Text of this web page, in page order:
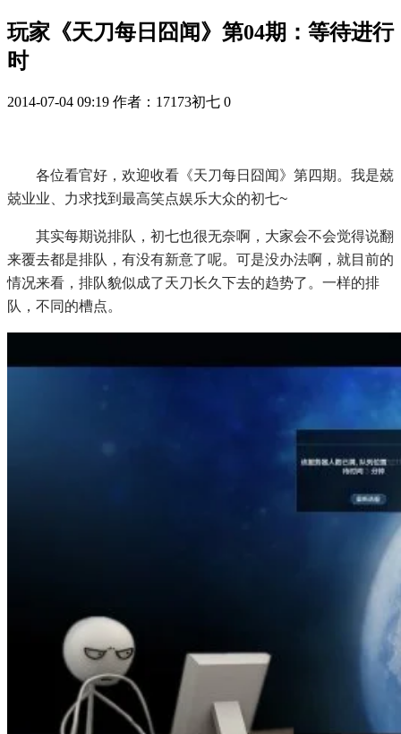
玩家《天刀每日囧闻》第04期：等待进行
时
2014-07-04 09:19 作者：17173初七 0
各位看官好，欢迎收看《天刀每日囧闻》第四期。我是兢
兢业业、力求找到最高笑点娱乐大众的初七~
其实每期说排队，初七也很无奈啊，大家会不会觉得说翻
来覆去都是排队，有没有新意了呢。可是没办法啊，就目前的
情况来看，排队貌似成了天刀长久下去的趋势了。一样的排
队，不同的槽点。